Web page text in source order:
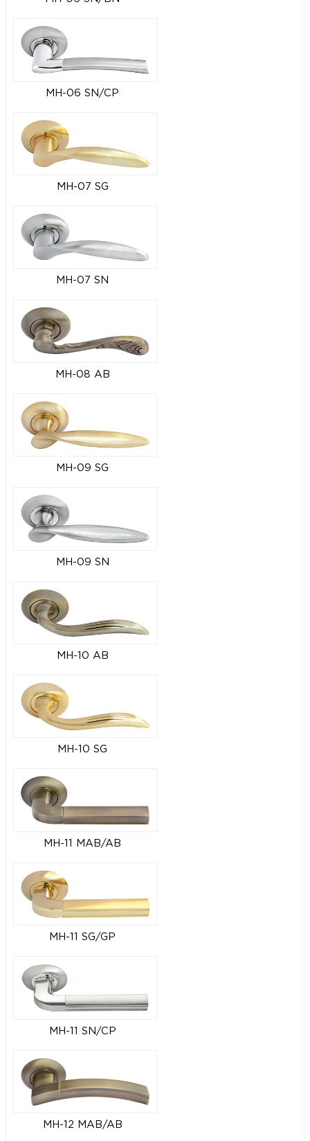
MH-06 SN/CP
MH-07 SG
MH-07 SN
MH-08 AB
MH-09 SG
MH-09 SN
MH-10 AB
MH-10 SG
MH-11 MAB/AB
MH-11 SG/GP
MH-11 SN/CP
MH-12 MAB/AB